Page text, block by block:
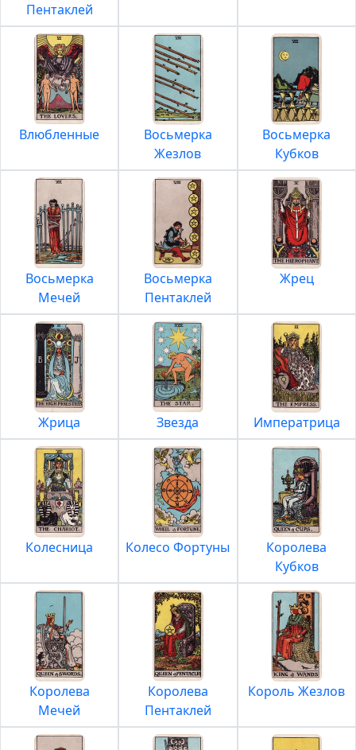
Пентаклей
Влюбленные
Восьмерка
Жезлов
Восьмерка
Кубков
Восьмерка
Мечей
Восьмерка
Пентаклей
Жрец
Жрица Звезда Императрица
Колесница Колесо Фортуны
Королева
Кубков
Королева
Мечей
Королева
Пентаклей
Король Жезлов